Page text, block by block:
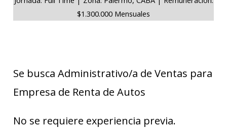
$1.300.000 Mensuales
Se busca Administrativo/a de Ventas para
Empresa de Renta de Autos
No se requiere experiencia previa.